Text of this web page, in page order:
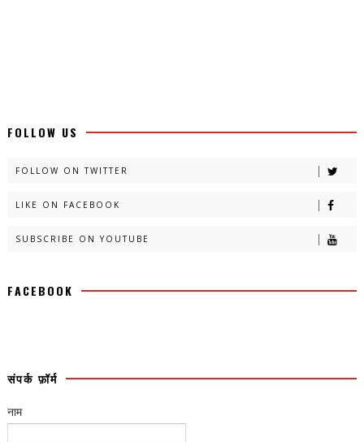
FOLLOW US
FOLLOW ON TWITTER
LIKE ON FACEBOOK
SUBSCRIBE ON YOUTUBE
FACEBOOK
संपर्क फ़ॉर्म
नाम